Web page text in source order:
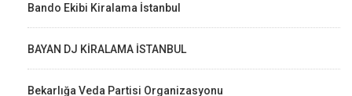
Bando Ekibi Kiralama İstanbul
BAYAN DJ KİRALAMA İSTANBUL
Bekarlığa Veda Partisi Organizasyonu